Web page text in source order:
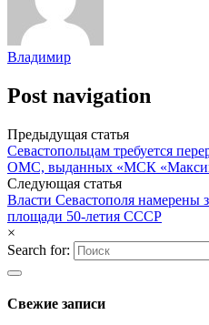
Владимир
Post navigation
Предыдущая статья
Севастопольцам требуется
ОМС, выданных «МСК
Следующая статья
Власти Севастополя намерены
площади 50-летия СССР
×
Search for:
Свежие записи